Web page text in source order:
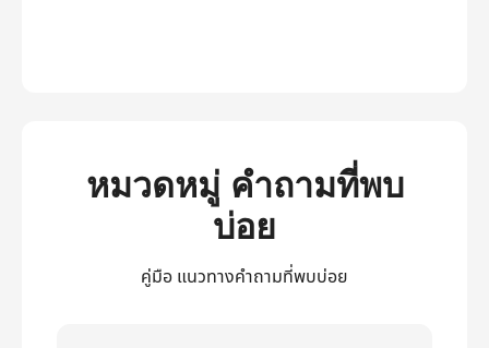
หมวดหมู่ คำถามที่พบ
บ่อย
คู่มือ แนวทางคำถามที่พบบ่อย